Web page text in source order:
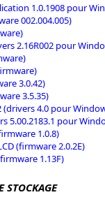
1.0.1908 pour
002.004.005)
2.16R002 pour
3.0.42)
3.5.35)
4.0 pour
5.00.2183.1 pour
1.0.8)
(firmware 2.0.2E)
1.13F)
STOCKAGE